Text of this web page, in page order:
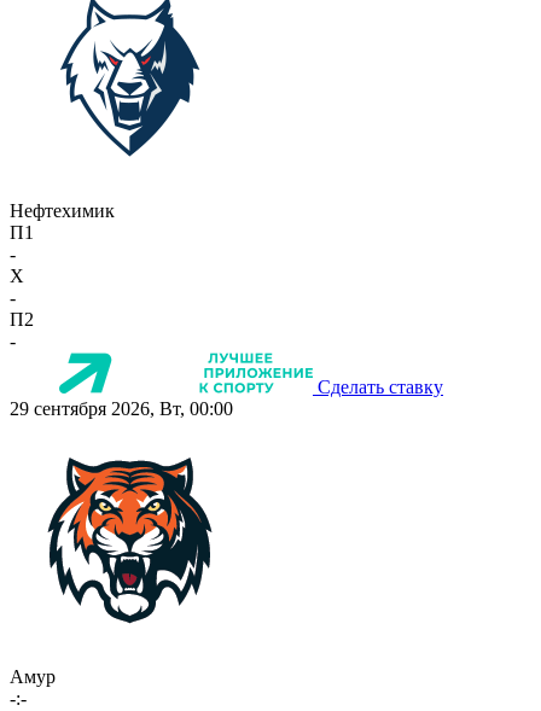
Нефтехимик
П1
-
X
-
П2
-
Сделать ставку
29 сентября 2026, Вт, 00:00
Амур
-:-